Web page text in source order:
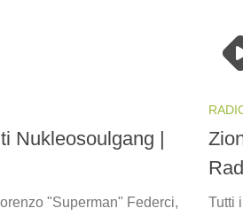
Nukleosoulgang |
"Superman" Federci,
Tutti